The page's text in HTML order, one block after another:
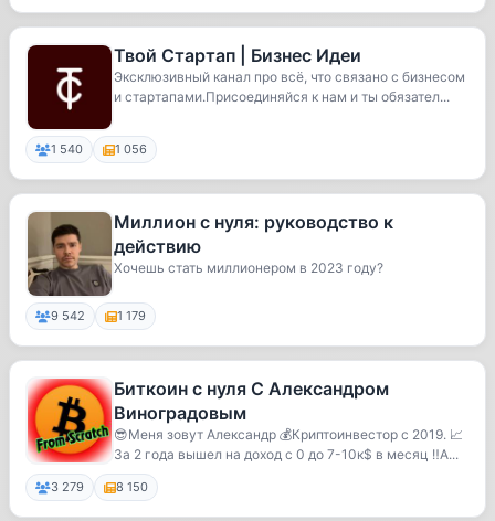
Твой Стартап | Бизнес Идеи
Эксклюзивный канал про всё, что связано с бизнесом
и стартапами.Присоединяйся к нам и ты обязател...
1 540 1 056
Миллион с нуля: руководство к
действию
Хочешь стать миллионером в 2023 году?
9 542 1 179
Биткоин с нуля С Александром
Виноградовым
😎Меня зовут Александр 💰Криптоинвестор с 2019. 📈
За 2 года вышел на доход с 0 до 7-10к$ в месяц ‼️А...
3 279 8 150